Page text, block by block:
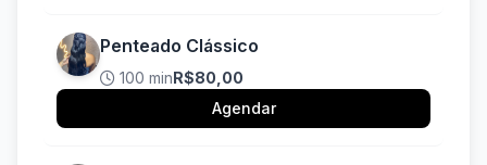
Penteado Clássico
100 minR$80,00
Agendar